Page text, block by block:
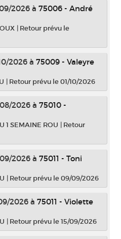
2026 à 75006 - André
| Retour prévu le
2026 à 75009 - Valeyre
| Retour prévu le 01/10/2026
2026 à 75010 -
1 SEMAINE ROU | Retour
2026 à 75011 - Toni
| Retour prévu le 09/09/2026
2026 à 75011 - Violette
| Retour prévu le 15/09/2026